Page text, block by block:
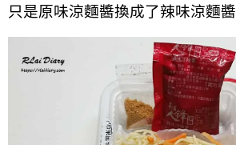
只是原味涼麵醬換成了辣味涼麵醬